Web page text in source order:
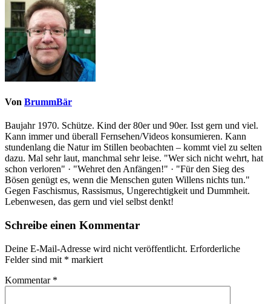
Von BrummBär
Baujahr 1970. Schütze. Kind der 80er und 90er. Isst gern und viel.
Kann immer und überall Fernsehen/Videos konsumieren. Kann
stundenlang die Natur im Stillen beobachten – kommt viel zu selten
dazu. Mal sehr laut, manchmal sehr leise. "Wer sich nicht wehrt, hat
schon verloren" · "Wehret den Anfängen!" · "Für den Sieg des
Bösen genügt es, wenn die Menschen guten Willens nichts tun."
Gegen Faschismus, Rassismus, Ungerechtigkeit und Dummheit.
Lebenwesen, das gern und viel selbst denkt!
Schreibe einen Kommentar
Deine E-Mail-Adresse wird nicht veröffentlicht. Erforderliche
Felder sind mit * markiert
Kommentar *